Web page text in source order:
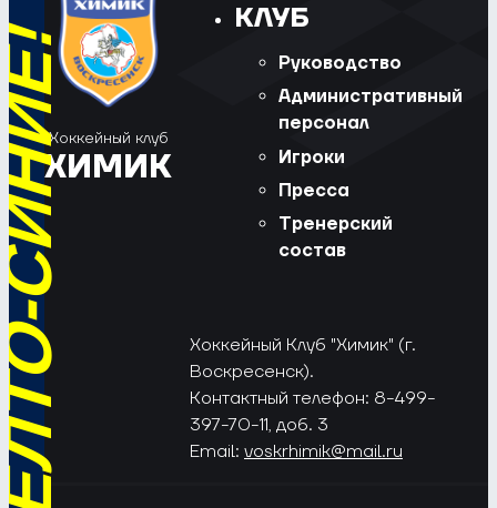
Хоккейный клуб
ХИМИК
КЛУБ
Руководство
Административный
персонал
Игроки
Пресса
Тренерский
состав
Хоккейный Клуб "Химик" (г.
Воскресенск).
Контактный телефон: 8-499-
397-70-11, доб. 3
Email: voskrhimik@mail.ru